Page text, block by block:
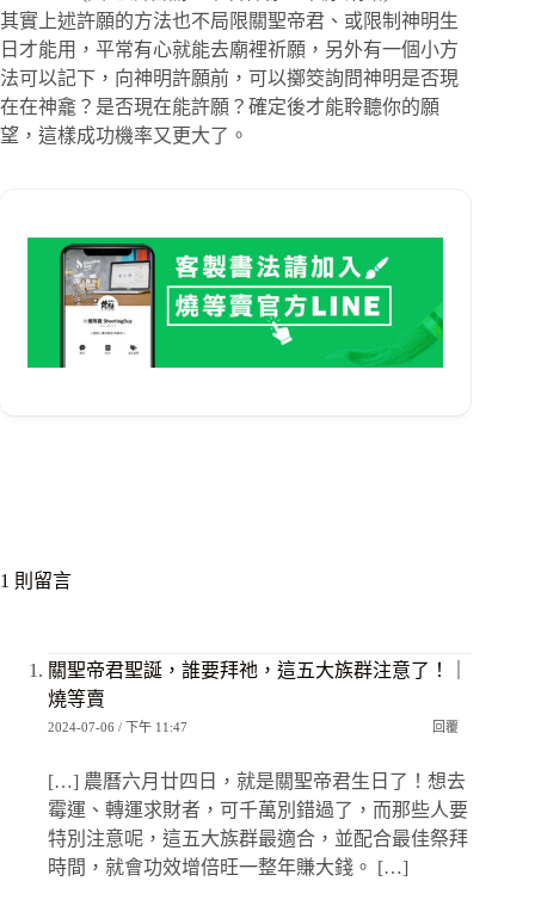
其實上述許願的方法也不局限關聖帝君、或限制神明生
日才能用，平常有心就能去廟裡祈願，另外有一個小方
法可以記下，向神明許願前，可以擲筊詢問神明是否現
在在神龕？是否現在能許願？確定後才能聆聽你的願
望，這樣成功機率又更大了。
1 則留言
關聖帝君聖誕，誰要拜祂，這五大族群注意了！｜
燒等賣
2024-07-06 / 下午 11:47 回覆
[…] 農曆六月廿四日，就是關聖帝君生日了！想去
霉運、轉運求財者，可千萬別錯過了，而那些人要
特別注意呢，這五大族群最適合，並配合最佳祭拜
時間，就會功效增倍旺一整年賺大錢。 […]